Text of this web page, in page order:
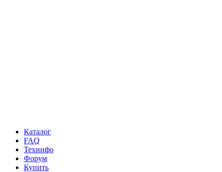
Каталог
FAQ
Технифо
Форум
Купить